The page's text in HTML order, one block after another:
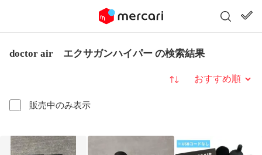
doctor air エクサガンハイパー の検索結果
販売中のみ表示
並び替え